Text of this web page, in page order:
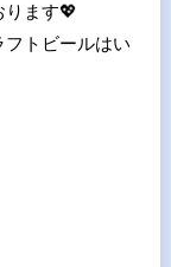
ります💖
トビールはい